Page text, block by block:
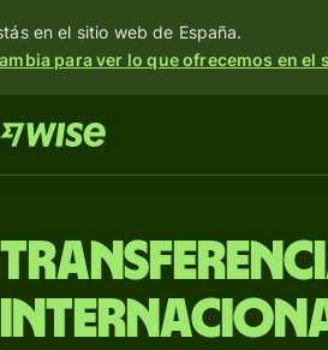
en el sitio web de España.
para ver lo que ofrecemos en el